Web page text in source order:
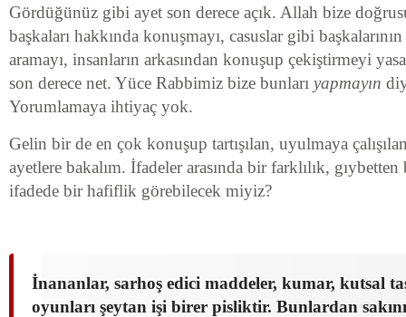
Gördüğünüz gibi ayet son derece açık. Allah bize
başkaları hakkında konuşmayı, casuslar gibi başkalarının
aramayı, insanların arkasından konuşup çekiştirmeyi
son derece net. Yüce Rabbimiz bize bunları yapmayın
Yorumlamaya ihtiyaç yok.
Gelin bir de en çok konuşup tartışılan, uyulmaya
ayetlere bakalım. İfadeler arasında bir farklılık,
ifadede bir hafiflik görebilecek miyiz?
İnananlar, sarhoş edici maddeler, kumar, kutsal
oyunları şeytan işi birer pisliktir. Bunlardan